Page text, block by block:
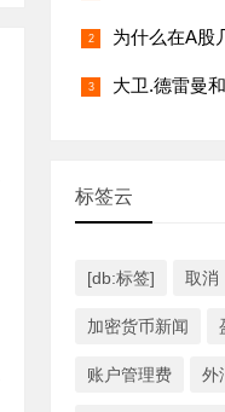
为什么在A股
大卫.德雷曼
标签云
[db:标签] 取消
加密货币新闻
账户管理费 外